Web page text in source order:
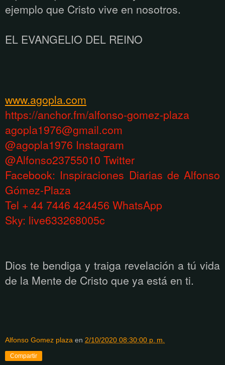
ejemplo que Cristo vive en nosotros.
EL EVANGELIO DEL REINO
www.agopla.com
https://anchor.fm/alfonso-gomez-plaza
agopla1976@gmail.com
@agopla1976 Instagram
@Alfonso23755010 Twitter
Facebook: Inspiraciones Diarias de Alfonso
Gómez-Plaza
Tel + 44 7446 424456 WhatsApp
Sky: live633268005c
Dios te bendiga y traiga revelación a tú vida
de la Mente de Cristo que ya está en ti.
Alfonso Gomez plaza en 2/10/2020 08:30:00 p. m.
Compartir